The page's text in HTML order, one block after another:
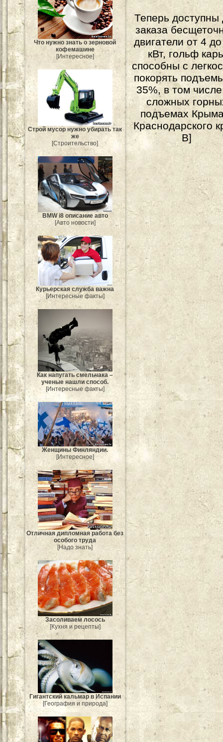
Что нужно знать о зерновой
кофемашине
[Интересное]
Строй мусор нужно убирать так
же
[Строительство]
BMW i8 описание авто
[Авто новости]
Курьерская служба важна
[Интересные факты]
Как напугать смельчака –
ученые нашли способ.
[Интересные факты]
Женщины Финляндии.
[Интересное]
Отличная дипломная работа без
особого труда
[Надо знать]
Засоливаем лосось
[Кухня и рецепты]
Гигантский кальмар в Испании
[География и природа]
Теперь доступны
заказа
двигатели от 4
кВт, гольф
способны с
покорять
35%, в том
сложных
подъемах
Краснодарского
В]